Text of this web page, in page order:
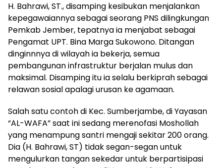
H. Bahrawi, ST., disamping kesibukan menjalankan
kepegawaiannya sebagai seorang PNS dilingkungan
Pemkab Jember, tepatnya ia menjabat sebagai
Pengamat UPT. Bina Marga Sukowono. Ditangan
dinginnnya di wilayah ia bekerja, semua
pembangunan infrastruktur berjalan mulus dan
maksimal. Disamping itu ia selalu berkiprah sebagai
relawan sosial apalagi urusan ke agamaan.
Salah satu contoh di Kec. Sumberjambe, di Yayasan
“AL-WAFA” saat ini sedang merenofasi Moshollah
yang menampung santri mengaji sekitar 200 orang.
Dia (H. Bahrawi, ST) tidak segan-segan untuk
mengulurkan tangan sekedar untuk berpartisipasi